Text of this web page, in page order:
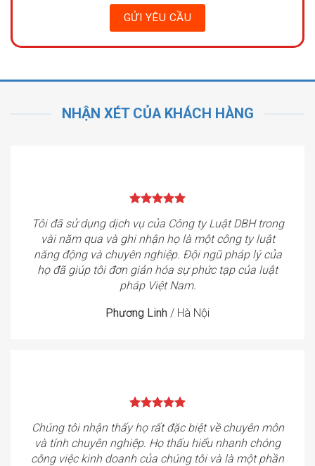
NHẬN XÉT CỦA KHÁCH HÀNG
Tôi đã sử dụng dịch vụ của Công ty Luật DBH trong
vài năm qua và ghi nhận họ là một công ty luật
năng động và chuyên nghiệp. Đội ngũ pháp lý của
họ đã giúp tôi đơn giản hóa sự phức tạp của luật
pháp Việt Nam.
Phương Linh / Hà Nội
Chúng tôi nhận thấy họ rất đặc biệt về chuyên môn
và tính chuyên nghiệp. Họ thấu hiểu nhanh chóng
công việc kinh doanh của chúng tôi và là một phần